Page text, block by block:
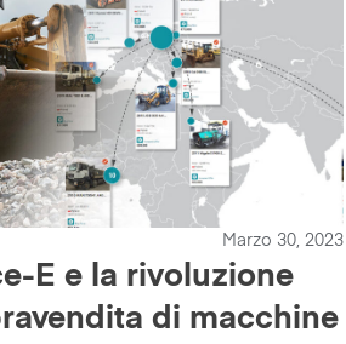
Marzo 30, 2023
E e la rivoluzione
di macchine